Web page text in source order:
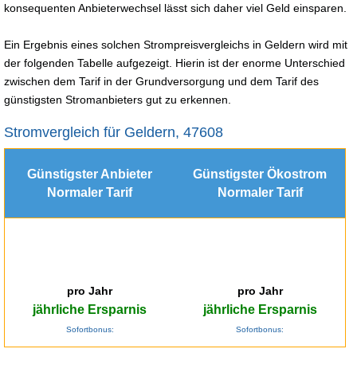
konsequenten Anbieterwechsel lässt sich daher viel Geld einsparen.
Ein Ergebnis eines solchen Strompreisvergleichs in Geldern wird mit
der folgenden Tabelle aufgezeigt. Hierin ist der enorme Unterschied
zwischen dem Tarif in der Grundversorgung und dem Tarif des
günstigsten Stromanbieters gut zu erkennen.
Stromvergleich für Geldern, 47608
Günstigster Anbieter
Normaler Tarif
Günstigster Ökostrom
Normaler Tarif
pro Jahr
jährliche Ersparnis
Sofortbonus:
pro Jahr
jährliche Ersparnis
Sofortbonus: